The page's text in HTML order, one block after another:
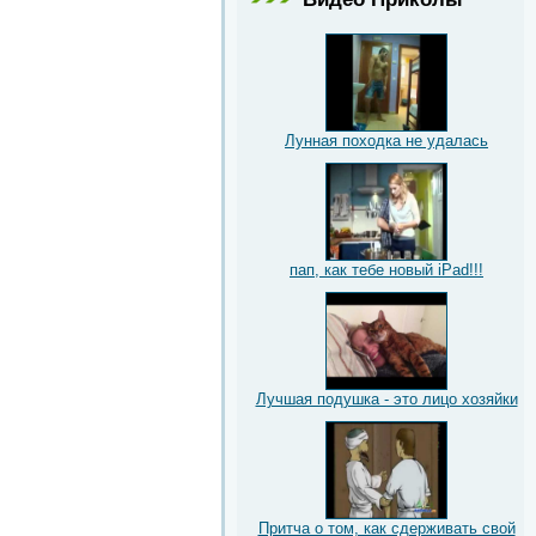
Лунная походка не удалась
пап, как тебе новый iPad!!!
Лучшая подушка - это лицо хозяйки
Притча о том, как сдерживать свой